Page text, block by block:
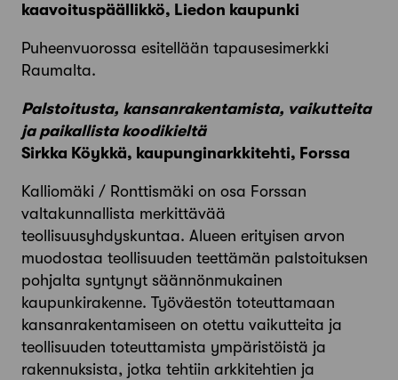
kaavoituspäällikkö, Liedon kaupunki
Puheenvuorossa esitellään tapausesimerkki
Raumalta.
Palstoitusta, kansanrakentamista, vaikutteita
ja paikallista koodikieltä
Sirkka Köykkä, kaupunginarkkitehti, Forssa
Kalliomäki / Ronttismäki on osa Forssan
valtakunnallista merkittävää
teollisuusyhdyskuntaa. Alueen erityisen arvon
muodostaa teollisuuden teettämän palstoituksen
pohjalta syntynyt säännönmukainen
kaupunkirakenne. Työväestön toteuttamaan
kansanrakentamiseen on otettu vaikutteita ja
teollisuuden toteuttamista ympäristöistä ja
rakennuksista, jotka tehtiin arkkitehtien ja